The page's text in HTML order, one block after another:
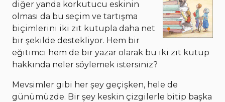
diğer yanda korkutucu eskinin
olması da bu seçim ve tartışma
biçimlerini iki zıt kutupla daha net
bir şekilde destekliyor. Hem bir
eğitimci hem de bir yazar olarak bu iki zıt kutup
hakkında neler söylemek istersiniz?
Mevsimler gibi her şey geçişken, hele de
günümüzde. Bir şey keskin çizgilerle bitip başka